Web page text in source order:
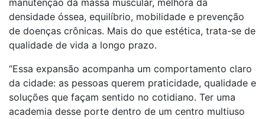
manutenção da massa muscular, melhora da
densidade óssea, equilíbrio, mobilidade e prevenção
de doenças crônicas. Mais do que estética, trata-se de
qualidade de vida a longo prazo.
“Essa expansão acompanha um comportamento claro
da cidade: as pessoas querem praticidade, qualidade e
soluções que façam sentido no cotidiano. Ter uma
academia desse porte dentro de um centro multiuso